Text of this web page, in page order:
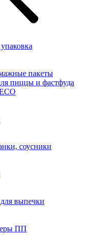
пакеты
пиццы и фастфуда
соусники
выпечки
ПП